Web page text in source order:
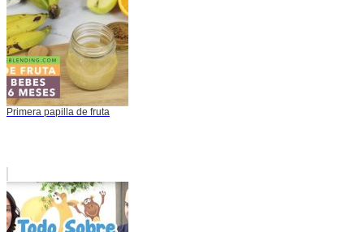
Primera papilla de fruta